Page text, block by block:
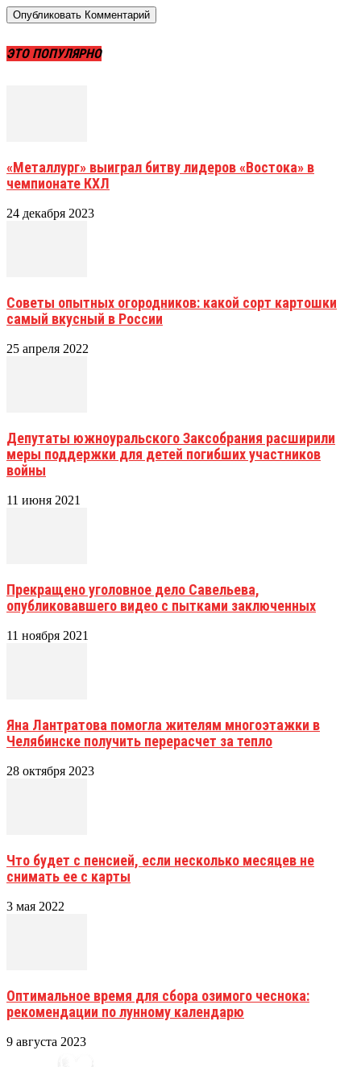
ЭТО ПОПУЛЯРНО
«Металлург» выиграл битву лидеров «Востока» в
чемпионате КХЛ
24 декабря 2023
Советы опытных огородников: какой сорт картошки
самый вкусный в России
25 апреля 2022
Депутаты южноуральского Заксобрания расширили
меры поддержки для детей погибших участников
войны
11 июня 2021
Прекращено уголовное дело Савельева,
опубликовавшего видео с пытками заключенных
11 ноября 2021
Яна Лантратова помогла жителям многоэтажки в
Челябинске получить перерасчет за тепло
28 октября 2023
Что будет с пенсией, если несколько месяцев не
снимать ее с карты
3 мая 2022
Оптимальное время для сбора озимого чеснока:
рекомендации по лунному календарю
9 августа 2023